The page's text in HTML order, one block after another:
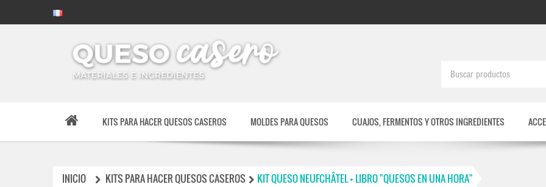
KITS PARA HACER QUESOS CASEROS MOLDES PARA QUESOS CUAJOS, FERMENTOS Y OTROS INGREDIENTES
INICIO KITS PARA HACER QUESOS CASEROS KIT QUESO NEUFCHÂTEL + LIBRO "QUESOS EN UNA HORA"